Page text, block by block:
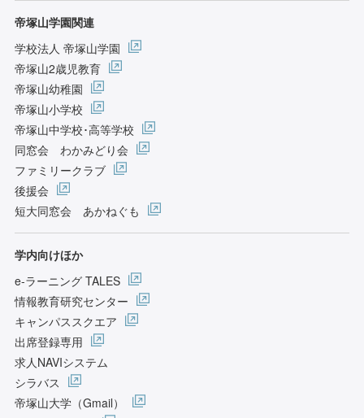
帝塚山学園関連
学校法人 帝塚山学園
帝塚山2歳児教育
帝塚山幼稚園
帝塚山小学校
帝塚山中学校･高等学校
同窓会 わかみどり会
ファミリークラブ
後援会
短大同窓会 あかねぐも
学内向けほか
e-ラーニング TALES
情報教育研究センター
キャンパススクエア
出席登録専用
求人NAVIシステム
シラバス
帝塚山大学（Gmail）